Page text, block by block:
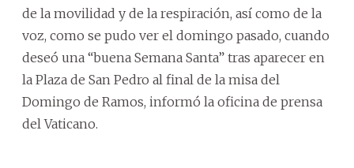
de la movilidad y de la respiración, así como de la
voz, como se pudo ver el domingo pasado, cuando
deseó una “buena Semana Santa” tras aparecer en
la Plaza de San Pedro al final de la misa del
Domingo de Ramos, informó la oficina de prensa
del Vaticano.